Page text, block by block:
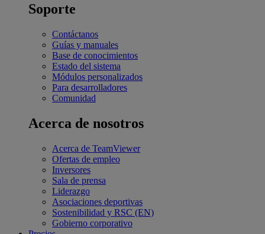
Soporte
Contáctanos
Guías y manuales
Base de conocimientos
Estado del sistema
Módulos personalizados
Para desarrolladores
Comunidad
Acerca de nosotros
Acerca de TeamViewer
Ofertas de empleo
Inversores
Sala de prensa
Liderazgo
Asociaciones deportivas
Sostenibilidad y RSC (EN)
Gobierno corporativo